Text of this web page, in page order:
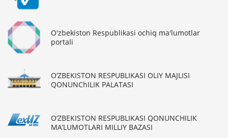
O'zbekiston Respublikasi ochiq ma'lumotlar
portali
O‘ZBEKISTON RESPUBLIKASI OLIY MAJLISI
QONUNChILIK PALATASI
O‘ZBEKISTON RESPUBLIKASI QONUNCHILIK
MA’LUMOTLARI MILLIY BAZASI